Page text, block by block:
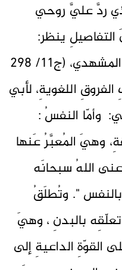
ردَّ عليَّ روحي
ينظر:
تفسيرُ كنزِ الدقائقِ للميرزا المشهدي، (ج11/ 298
اللغويةِ، لأبي
(520) ما يلي: وأمّا النفسُ :
وهيَ المُعبَّرُ عَنها
اللهُ سبحانَه
". وتُطلَقُ
بالبدنِ ، وهيَ
القوّةِ الداعيةِ إلى